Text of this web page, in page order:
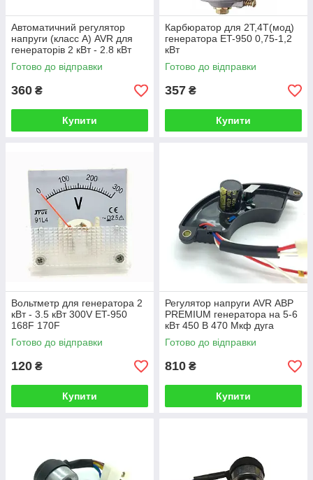
Автоматичний регулятор
напруги (класс А) AVR для
генераторів 2 кВт - 2.8 кВт
Готово до відправки
360 ₴
Купити
Карбюратор для 2Т,4Т(мод)
генератора ET-950 0,75-1,2
кВт
Готово до відправки
357 ₴
Купити
Вольтметр для генератора 2
кВт - 3.5 кВт 300V ET-950
168F 170F
Готово до відправки
120 ₴
Купити
Регулятор напруги AVR АВР
PREMIUM генератора на 5-6
кВт 450 В 470 Мкф дуга
(шоколадка)
Готово до відправки
810 ₴
Купити